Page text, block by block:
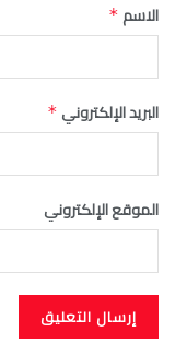
الاسم *
البريد الإلكتروني *
الموقع الإلكتروني